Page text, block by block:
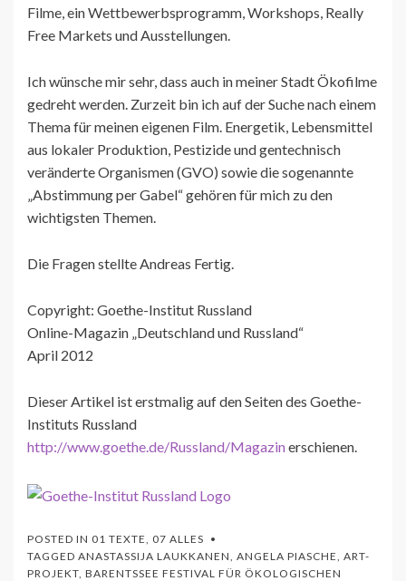
Filme, ein Wettbewerbsprogramm, Workshops, Really
Free Markets und Ausstellungen.
Ich wünsche mir sehr, dass auch in meiner Stadt Ökofilme
gedreht werden. Zurzeit bin ich auf der Suche nach einem
Thema für meinen eigenen Film. Energetik, Lebensmittel
aus lokaler Produktion, Pestizide und gentechnisch
veränderte Organismen (GVO) sowie die sogenannte
„Abstimmung per Gabel“ gehören für mich zu den
wichtigsten Themen.
Die Fragen stellte Andreas Fertig.
Copyright: Goethe-Institut Russland
Online-Magazin „Deutschland und Russland“
April 2012
Dieser Artikel ist erstmalig auf den Seiten des Goethe-
Instituts Russland
http://www.goethe.de/Russland/Magazinerschienen.
POSTED IN 01 TEXTE
07 ALLES
TAGGED ANASTASSIJA LAUKKANEN ANGELA PIASCHE ART-
PROJEKT BARENTSSEE FESTIVAL FÜR ÖKOLOGISCHEN